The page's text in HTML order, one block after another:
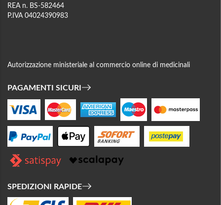
REA n. BS-582464
P.IVA 04024390983
Autorizzazione ministeriale al commercio online di medicinali
PAGAMENTI SICURI
SPEDIZIONI RAPIDE